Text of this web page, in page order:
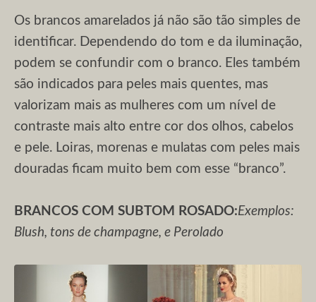
Os brancos amarelados já não são tão simples de
identificar. Dependendo do tom e da iluminação,
podem se confundir com o branco. Eles também
são indicados para peles mais quentes, mas
valorizam mais as mulheres com um nível de
contraste mais alto entre cor dos olhos, cabelos
e pele. Loiras, morenas e mulatas com peles mais
douradas ficam muito bem com esse “branco”.
BRANCOS COM SUBTOM ROSADO:Exemplos:
Blush, tons de champagne, e Perolado